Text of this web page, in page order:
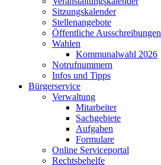
Sitzungskalender
Stellenangebote
Öffentliche Ausschreibungen
Wahlen
Kommunalwahl 2026
Notrufnummern
Infos und Tipps
Bürgerservice
Verwaltung
Mitarbeiter
Sachgebiete
Aufgaben
Formulare
Online Serviceportal
Rechtsbehelfe